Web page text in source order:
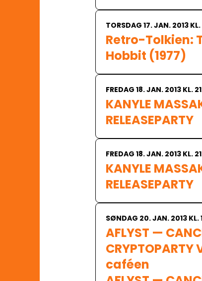
TORSDAG 17. JAN. 2013
Retro-Tolkien:
Hobbit (1977)
FREDAG 18. JAN. 2013 KL.
KANYLE
FREDAG 18. JAN. 2013 KL.
KANYLE
SØNDAG 20. JAN. 2013 KL.
AFLYST —
CRYPTOPARTY
caféen